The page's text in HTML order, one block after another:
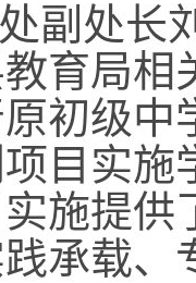
副处长
育局
初级
目实施
施提供
承载、